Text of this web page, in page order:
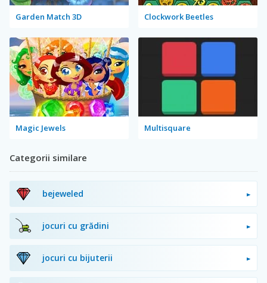
Garden Match 3D Clockwork Beetles
Magic Jewels Multisquare
Categorii similare
bejeweled
jocuri cu grădini
jocuri cu bijuterii